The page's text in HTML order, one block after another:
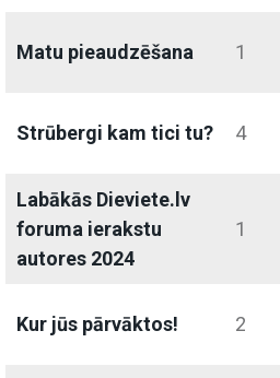
Matu pieaudzēšana 1
Strūbergi kam tici tu? 4
Labākās Dieviete.lv
foruma ierakstu
autores 2024
1
Kur jūs pārvāktos! 2